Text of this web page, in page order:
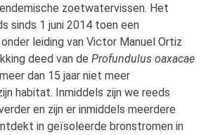
zoetwatervissen. Het
sinds 1 juni 2014 toen een
leiding van Victor Manuel Ortiz
deed van de Profundulus oaxacae
dan 15 jaar niet meer
habitat. Inmiddels zijn we reeds
en zijn er inmiddels meerdere
in geïsoleerde bronstromen in